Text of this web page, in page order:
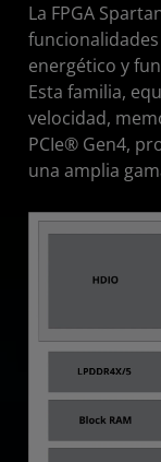
La FPGA
energético y
Esta familia,
velocidad,
PCIe® Gen4,
una amplia